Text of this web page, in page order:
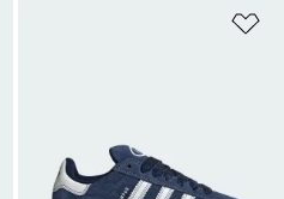
Pridať do zoznamu želaných